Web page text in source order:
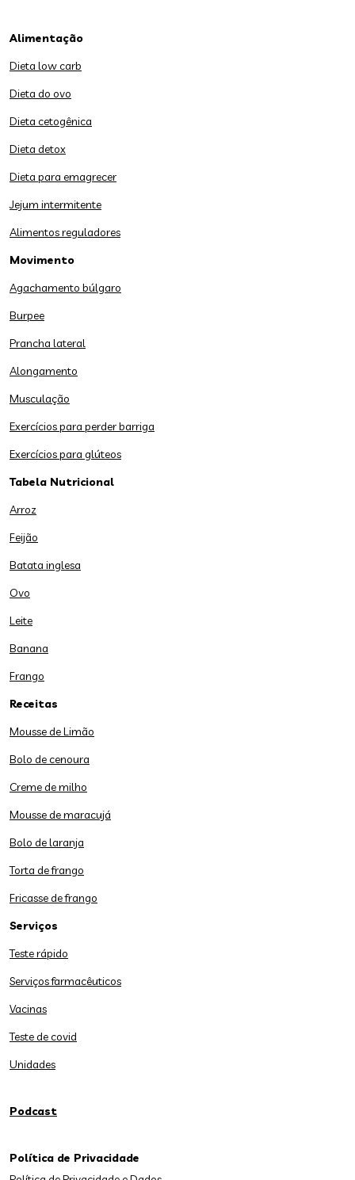
Alimentação
Dieta low carb
Dieta do ovo
Dieta cetogênica
Dieta detox
Dieta para emagrecer
Jejum intermitente
Alimentos reguladores
Movimento
Agachamento búlgaro
Burpee
Prancha lateral
Alongamento
Musculação
Exercícios para perder barriga
Exercícios para glúteos
Tabela Nutricional
Arroz
Feijão
Batata inglesa
Ovo
Leite
Banana
Frango
Receitas
Mousse de Limão
Bolo de cenoura
Creme de milho
Mousse de maracujá
Bolo de laranja
Torta de frango
Fricasse de frango
Serviços
Teste rápido
Serviços farmacêuticos
Vacinas
Teste de covid
Unidades
Podcast
Política de Privacidade